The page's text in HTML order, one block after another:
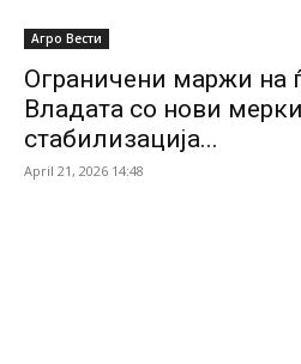
Агро Вести
Ограничени маржи на
Владата со нови
стабилизација...
April 21, 2026 14:48